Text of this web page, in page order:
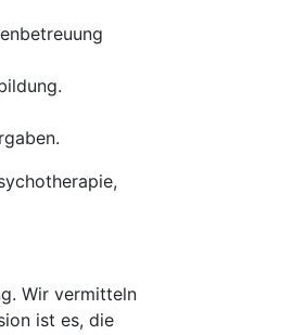
Wir vermitteln
ist es, die